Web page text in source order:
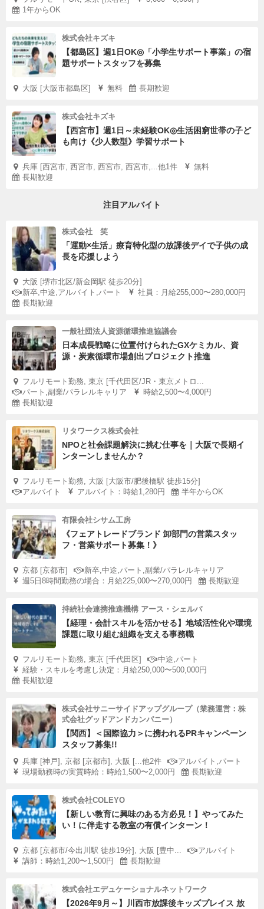
1年からOK
株式会社キズキ
【都島区】週1日OK◎「小学生サポート事業」の宿
題サポートスタッフを募集
大阪 [大阪市都島区] 無料 長期歓迎
株式会社キズキ
【西宮市】週1日～未経験OK◎生活困窮世帯の子ど
も向け《少人数型》学習サポート
兵庫 [西宮市, 西宮市, 西宮市, 西宮市,...他1件
無料
長期歓迎
注目アルバイト
株式会社 笑
「運動×生活」療育特化型の放課後デイで子供の成
長を応援しよう
大阪 [堺市北区/新金岡駅 徒歩20分]
新卒,中途,アルバイト,パート
社員：月給255,000〜280,000円
長期歓迎
一般社団法人資源循環推進協議会
日本成長戦略に位置付けられたGXケミカル、資
源・炭素循環市場創出プロジェクト推進
フルリモート勤務, 東京 [千代田区/JR・東京メトロ...
パート,副業/パラレルキャリア
時給2,500〜4,000円
長期歓迎
リタワークス株式会社
NPOと社会課題解決に挑む仕事を｜大阪で長期イ
ンターンしませんか？
フルリモート勤務, 大阪 [大阪市/肥後橋駅 徒歩15分]
アルバイト
アルバイト：時給1,280円 半年からOK
有限会社シサム工房
《フェアトレードブランド 卸部門の営業スタッ
フ・営業サポート募集！》
京都 [京都市]
新卒,中途,パート,副業/パラレルキャリア
週5日8時間勤務の場合：月給225,000〜270,000円
長期歓迎
持続社会連携推進機構 アース・シェルパ
【経理・会計スキルを活かせる】地域活性化や環境
課題に取り組む組織を支える事務職
フルリモート勤務, 東京 [千代田区]
中途,パート
経験・スキルを考慮し決定：月給250,000〜500,000円
長期歓迎
株式会社サニーサイドアップグループ（業務運営：株
式会社グッドアンドカンパニー）
【関西】＜国際協力＞に携われるPRキャンペーン
スタッフ募集!!
兵庫 [神戸], 京都 [京都市], 大阪 [...他2件
アルバイト,パート
現場勤務時の実質時給：時給1,500〜2,000円
長期歓迎
株式会社COLEYO
【新しい教育に興味のある方必見！】やってみた
い！に伴走する教室の有償インターン！
京都 [京都市/今出川駅 徒歩19分], 大阪 [豊中...
アルバイト
講師：時給1,200〜1,500円
長期歓迎
株式会社エデュケーショナルネットワーク
【2026年9月～】川西市放課後キッズプレイス 放